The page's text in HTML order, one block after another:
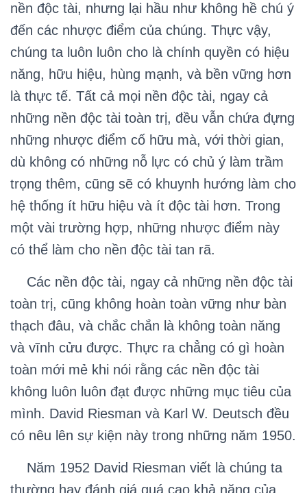
nền độc tài, nhưng lại hầu như không hề chú ý
đến các nhược điểm của chúng. Thực vậy,
chúng ta luôn luôn cho là chính quyền có hiệu
năng, hữu hiệu, hùng mạnh, và bền vững hơn
là thực tế. Tất cả mọi nền độc tài, ngay cả
những nền độc tài toàn trị, đều vẫn chứa đựng
những nhược điểm cố hữu mà, với thời gian,
dù không có những nỗ lực có chủ ý làm trầm
trọng thêm, cũng sẽ có khuynh hướng làm cho
hệ thống ít hữu hiệu và ít độc tài hơn. Trong
một vài trường hợp, những nhược điểm này
có thể làm cho nền độc tài tan rã.
Các nền độc tài, ngay cả những nền độc tài
toàn trị, cũng không hoàn toàn vững như bàn
thạch đâu, và chắc chắn là không toàn năng
và vĩnh cửu được. Thực ra chẳng có gì hoàn
toàn mới mẻ khi nói rằng các nền độc tài
không luôn luôn đạt được những mục tiêu của
mình. David Riesman và Karl W. Deutsch đều
có nêu lên sự kiện này trong những năm 1950.
Năm 1952 David Riesman viết là chúng ta
thường hay đánh giá quá cao khả năng của